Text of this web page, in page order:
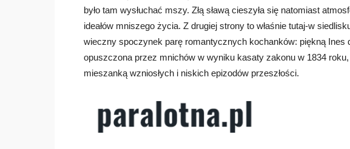
było tam wysłuchać mszy. Złą sławą cieszyła się natomiast
ideałów mniszego życia. Z drugiej strony to właśnie tutaj-w
wieczny spoczynek parę romantycznych kochanków: piękną Ines
opuszczona przez mnichów w wyniku kasaty zakonu w 1834
mieszanką wzniosłych i niskich epizodów przeszłości.